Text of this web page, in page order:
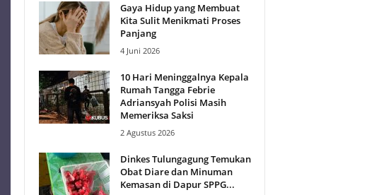
Gaya Hidup yang Membuat
Kita Sulit Menikmati Proses
Panjang
4 Juni 2026
10 Hari Meninggalnya Kepala
Rumah Tangga Febrie
Adriansyah Polisi Masih
Memeriksa Saksi
2 Agustus 2026
Dinkes Tulungagung Temukan
Obat Diare dan Minuman
Kemasan di Dapur SPPG...